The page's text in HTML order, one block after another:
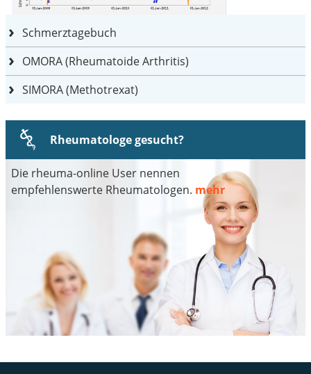
Schmerztagebuch
OMORA (Rheumatoide Arthritis)
SIMORA (Methotrexat)
Rheumatologe gesucht?
Die rheuma-online User nennen
empfehlenswerte Rheumatologen. mehr